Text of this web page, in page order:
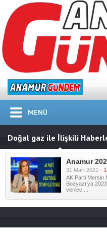
MENÜ
Doğal gaz ile İlişkili
Anamur
31 Mart 2021 -
AK Parti Mersin
Bozyazı’ya
verilec ...